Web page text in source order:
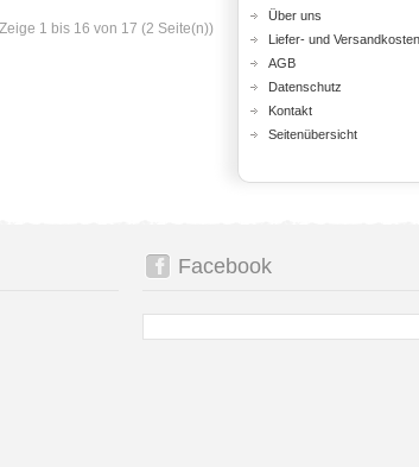
Zeige 1 bis 16 von 17 (2 Seite(n))
Über uns
Liefer- und Versandkosten
AGB
Datenschutz
Kontakt
Seitenübersicht
Facebook